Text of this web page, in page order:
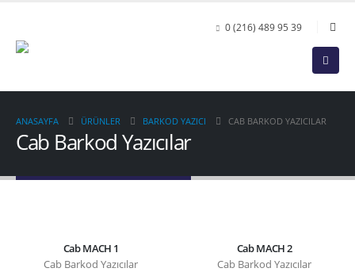
0 (216) 489 95 39
ANASAYFA ÜRÜNLER BARKOD YAZICI CAB BARKOD YAZICILAR
Cab Barkod Yazıcılar
Cab MACH 1
Cab Barkod Yazıcılar
Cab MACH 2
Cab Barkod Yazıcılar